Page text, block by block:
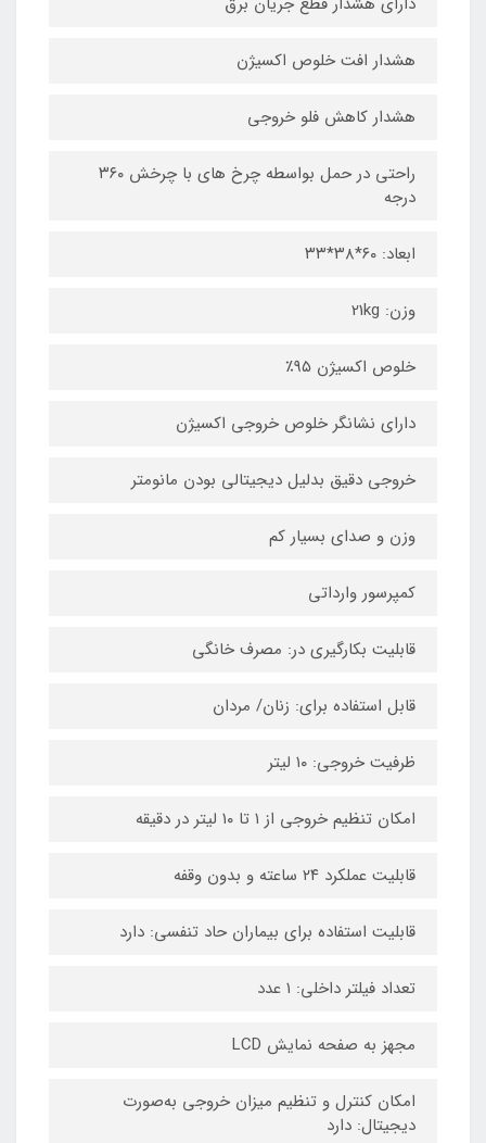
هشدار افت خلوص اکسیژن
هشدار کاهش فلو خروجی
راحتی در حمل بواسطه چرخ های با چرخش ۳۶۰
درجه
ابعاد: ۶۰*۳۸*۳۳
وزن: 21kg
خلوص اکسیژن ۹۵٪
دارای نشانگر خلوص خروجی اکسیژن
خروجی دقیق بدلیل دیجیتالی بودن مانومتر
وزن و صدای بسیار کم
کمپرسور وارداتی
قابلیت بکارگیری در: مصرف خانگی
قابل استفاده برای: زنان/ مردان
ظرفیت خروجی: ۱۰ لیتر
امکان تنظیم خروجی از ۱ تا ۱۰ لیتر در دقیقه
قابلیت عملکرد ۲۴ ساعته و بدون وقفه
قابلیت استفاده برای بیماران حاد تنفسی: دارد
تعداد فیلتر داخلی: ۱ عدد
مجهز به صفحه نمایش LCD
امکان کنترل و تنظیم میزان خروجی به‌صورت
دیجیتال: دارد